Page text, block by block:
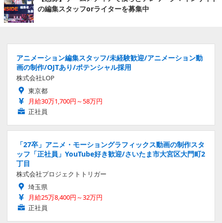
の編集スタッフorライターを募集中
アニメーション編集スタッフ/未経験歓迎/アニメーション動
画の制作/OJTあり/ポテンシャル採用
株式会社LOP
東京都
月給30万1,700円～58万円
正社員
「27卒」アニメ・モーショングラフィックス動画の制作スタ
ッフ「正社員」YouTube好き歓迎/さいたま市大宮区大門町2
丁目
株式会社プロジェクトトリガー
埼玉県
月給25万8,400円～32万円
正社員